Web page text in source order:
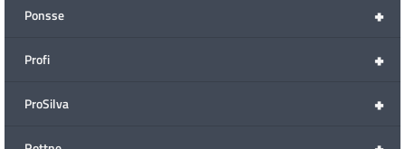
+
Ponsse
+
Profi
+
ProSilva